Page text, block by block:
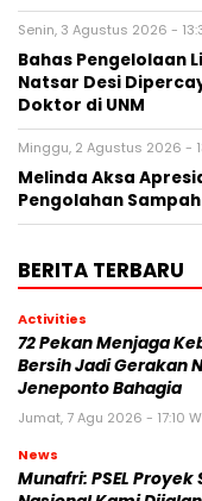
Senin, 3 Agustus 2026 -
Bahas Pengelolaan
Natsar Desi
Doktor di UNM
Minggu, 2 Agustus 2026 -
Melinda Aksa
Pengolahan
BERITA TERBARU
Activities
72 Pekan Menjaga
Bersih Jadi Gerakan
Jeneponto Bahagia
Jumat, 7 Agu 2026 - 17:10
News
Munafri: PSEL